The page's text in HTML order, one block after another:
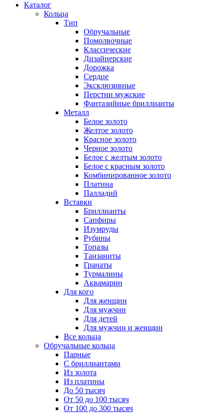
Каталог
Кольца
Тип
Обручальные
Помолвочные
Классические
Дизайнерские
Дорожка
Сердце
Эксклюзивные
Перстни мужские
Фантазийные бриллианты
Металл
Белое золото
Желтое золото
Красное золото
Черное золото
Белое с желтым золото
Белое с красным золото
Комбинированное золото
Платина
Палладий
Вставки
Бриллианты
Сапфиры
Изумруды
Рубины
Топазы
Танзаниты
Гранаты
Турмалины
Аквамарин
Для кого
Для женщин
Для мужчин
Для детей
Для мужчин и женщин
Все кольца
Обручальные кольца
Парные
С бриллиантами
Из золота
Из платины
До 50 тысяч
От 50 до 100 тысяч
От 100 до 300 тысяч